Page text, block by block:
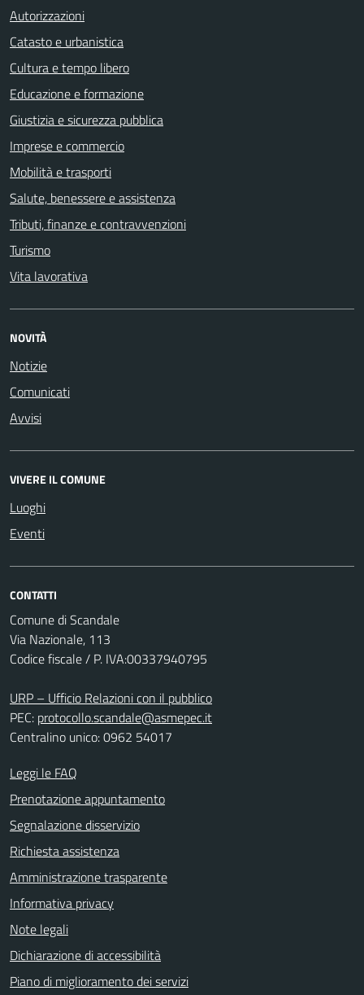
Autorizzazioni
Catasto e urbanistica
Cultura e tempo libero
Educazione e formazione
Giustizia e sicurezza pubblica
Imprese e commercio
Mobilità e trasporti
Salute, benessere e assistenza
Tributi, finanze e contravvenzioni
Turismo
Vita lavorativa
NOVITÀ
Notizie
Comunicati
Avvisi
VIVERE IL COMUNE
Luoghi
Eventi
CONTATTI
Comune di Scandale
Via Nazionale, 113
Codice fiscale / P. IVA:00337940795
URP – Ufficio Relazioni con il pubblico
PEC: protocollo.scandale@asmepec.it
Centralino unico: 0962 54017
Leggi le FAQ
Prenotazione appuntamento
Segnalazione disservizio
Richiesta assistenza
Amministrazione trasparente
Informativa privacy
Note legali
Dichiarazione di accessibilità
Piano di miglioramento dei servizi